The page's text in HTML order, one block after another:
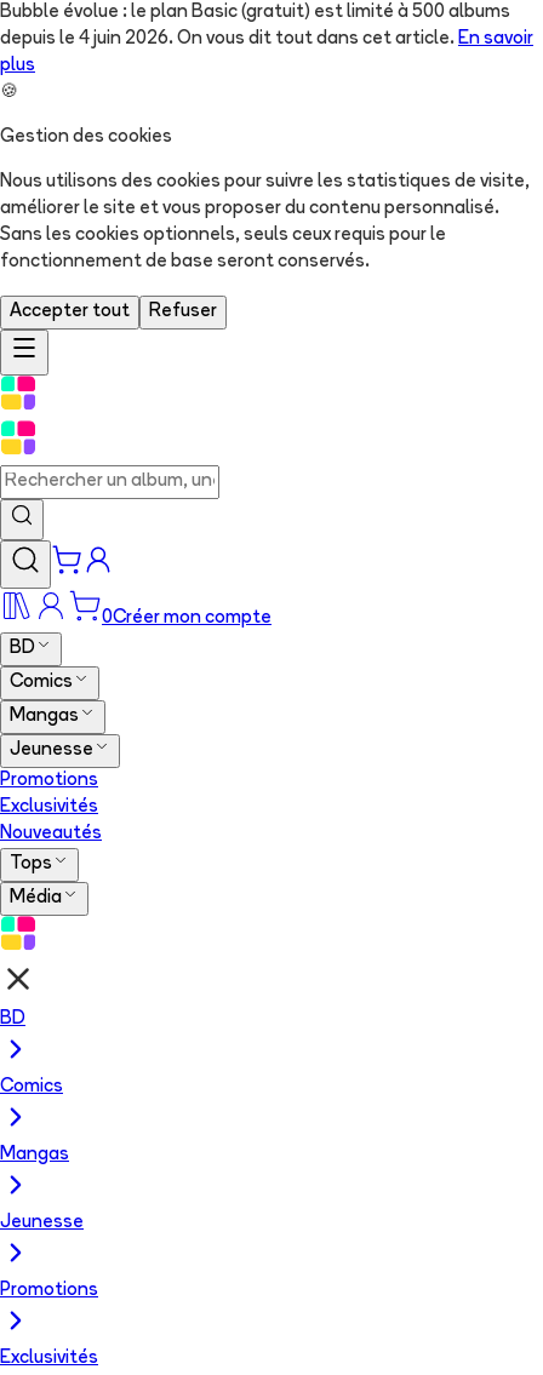
Bubble évolue : le plan Basic (gratuit) est limité à 500 albums
depuis le 4 juin 2026. On vous dit tout dans cet article. En savoir
plus
🍪
Gestion des cookies
Nous utilisons des cookies pour suivre les statistiques de visite,
améliorer le site et vous proposer du contenu personnalisé.
Sans les cookies optionnels, seuls ceux requis pour le
fonctionnement de base seront conservés.
Accepter tout Refuser
0Créer mon compte
BD
Comics
Mangas
Jeunesse
Promotions
Exclusivités
Nouveautés
Tops
Média
BD
Comics
Mangas
Jeunesse
Promotions
Exclusivités